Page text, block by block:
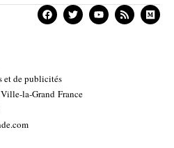
et de publicités
la-Grand France